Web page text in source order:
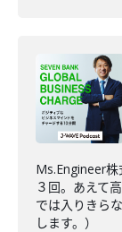
Ms.Engineer
３回。あえて
では入りきら
します。）